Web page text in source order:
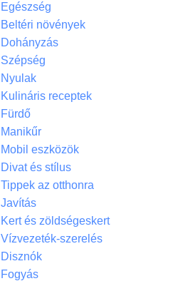
Egészség
Beltéri növények
Dohányzás
Szépség
Nyulak
Kulináris receptek
Fürdő
Manikűr
Mobil eszközök
Divat és stílus
Tippek az otthonra
Javítás
Kert és zöldségeskert
Vízvezeték-szerelés
Disznók
Fogyás